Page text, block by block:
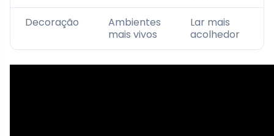
Decoração
Ambientes
mais vivos
Lar mais
acolhedor